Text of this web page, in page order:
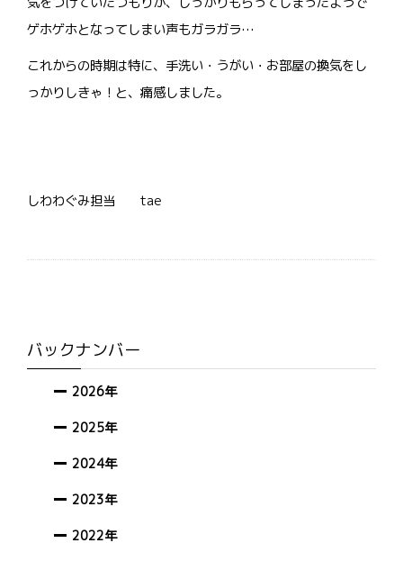
ゲホゲホとなってしまい声もガラガラ…
これからの時期は特に、手洗い・うがい・お部屋の換気をし
っかりしきゃ！と、痛感しました。
しわわぐみ担当 tae
バックナンバー
2026年
2025年
2024年
2023年
2022年